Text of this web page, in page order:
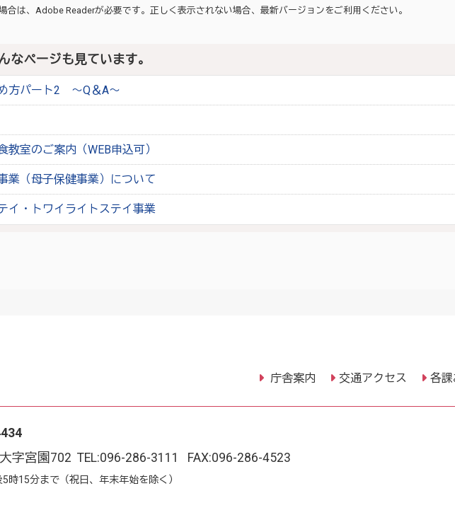
合は、 Adobe Readerが必要です。正しく表示されない場合、最新バージョンをご利用ください。
なページも見ています。
方パート2 〜Q＆A〜
教室のご案内（WEB申込可）
業（母子保健事業）について
イ・トワイライトステイ事業
庁舎案内 交通アクセス 各
字宮園702 TEL:096-286-3111 FAX:096-286-4523
時15分まで（祝日、年末年始を除く）